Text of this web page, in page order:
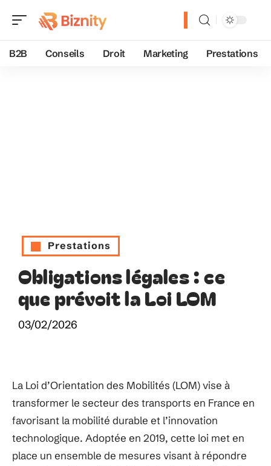
B2B Conseils Droit Marketing Prestations
Prestations
Obligations légales : ce
que prévoit la Loi LOM
03/02/2026
La Loi d’Orientation des Mobilités (LOM) vise à
transformer le secteur des transports en France en
favorisant la mobilité durable et l’innovation
technologique. Adoptée en 2019, cette loi met en
place un ensemble de mesures visant à répondre